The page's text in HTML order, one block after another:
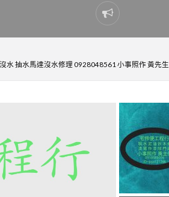
Report
problem
水 抽水馬達沒水修理 0928048561 小事照作 黃先生